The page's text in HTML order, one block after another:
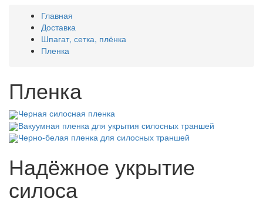
Главная
Доставка
Шпагат, сетка, плёнка
Пленка
Пленка
Черная силосная пленка
Вакуумная пленка для укрытия силосных траншей
Черно-белая пленка для силосных траншей
Надёжное укрытие
силоса